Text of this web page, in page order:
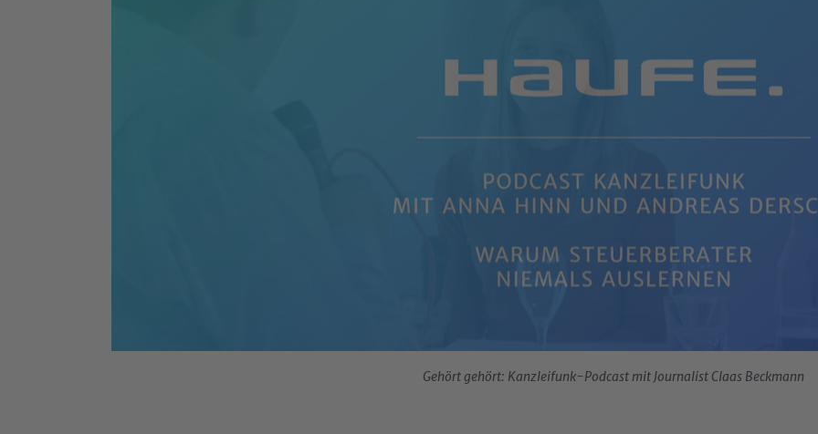
Gehört gehört: Kanzleifunk-Podcast mit Journalist Claas Beckmann